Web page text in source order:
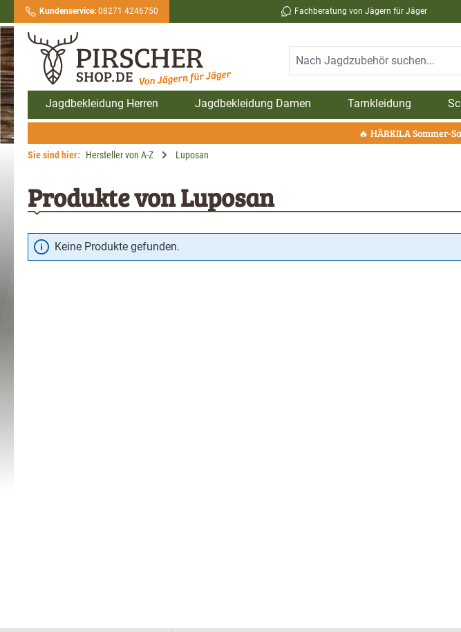
Zur Hauptnavigation springen
Kundenservice:08271 4246750 Fachberatung von Jägern für Jäger
Jagdbekleidung Herren Jagdbekleidung Damen Tarnkleidung
🔥 HÄRKILA Sommer-
Sie sind hier: Hersteller von A-Z Luposan
Produkte von Luposan
Keine Produkte gefunden.